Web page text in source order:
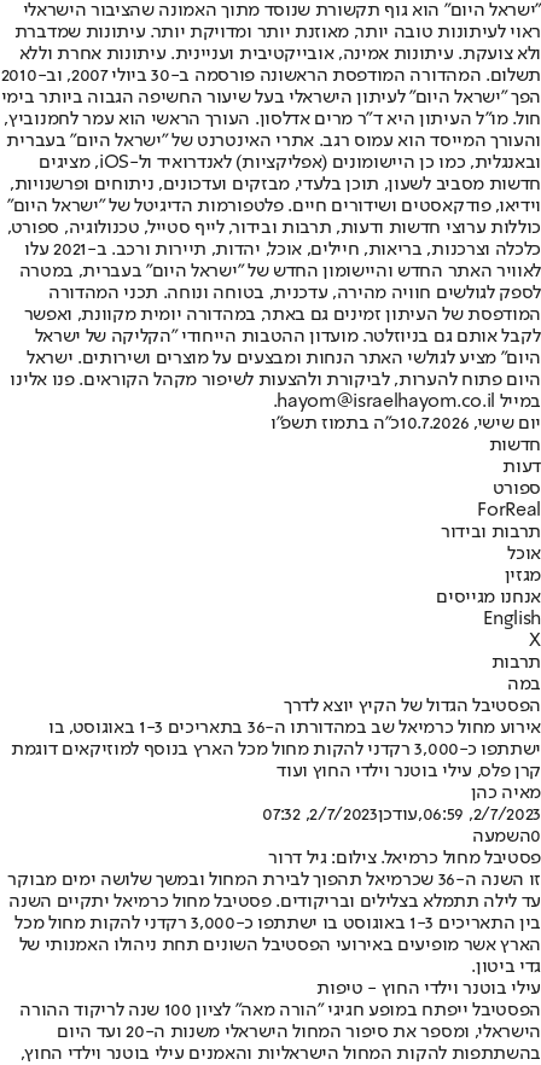
"ישראל היום" הוא גוף תקשורת שנוסד מתוך האמונה שהציבור הישראלי
ראוי לעיתונות טובה יותר, מאוזנת יותר ומדויקת יותר. עיתונות שמדברת
ולא צועקת. עיתונות אמינה, אובייקטיבית ועניינית. עיתונות אחרת וללא
תשלום. המהדורה המודפסת הראשונה פורסמה ב-30 ביולי 2007, וב-2010
הפך "ישראל היום" לעיתון הישראלי בעל שיעור החשיפה הגבוה ביותר בימי
חול. מו"ל העיתון היא ד"ר מרים אדלסון. העורך הראשי הוא עמר לחמנוביץ,
והעורך המייסד הוא עמוס רגב. אתרי האינטרנט של "ישראל היום" בעברית
ובאנגלית, כמו כן היישומונים (אפליקציות) לאנדרואיד ול-iOS, מציגים
חדשות מסביב לשעון, תוכן בלעדי, מבזקים ועדכונים, ניתוחים ופרשנויות,
וידיאו, פודקאסטים ושידורים חיים. פלטפורמות הדיגיטל של "ישראל היום"
כוללות ערוצי חדשות ודעות, תרבות ובידור, לייף סטייל, טכנולוגיה, ספורט,
כלכלה וצרכנות, בריאות, חיילים, אוכל, יהדות, תיירות ורכב. ב-2021 עלו
לאוויר האתר החדש והיישומון החדש של "ישראל היום" בעברית, במטרה
לספק לגולשים חוויה מהירה, עדכנית, בטוחה ונוחה. תכני המהדורה
המודפסת של העיתון זמינים גם באתר, במהדורה יומית מקוונת, ואפשר
לקבל אותם גם בניוזלטר. מועדון ההטבות הייחודי "הקליקה של ישראל
היום" מציע לגולשי האתר הנחות ומבצעים על מוצרים ושירותים. ישראל
היום פתוח להערות, לביקורת ולהצעות לשיפור מקהל הקוראים. פנו אלינו
במייל hayom@israelhayom.co.il.
יום שישי, 10.7.2026
כ"ה בתמוז תשפ"ו
חדשות
דעות
ספורט
ForReal
תרבות ובידור
אוכל
מגזין
אנחנו מגייסים
English
X
תרבות
במה
הפסטיבל הגדול של הקיץ יוצא לדרך
אירוע מחול כרמיאל שב במהדורתו ה-36 בתאריכים 1-3 באוגוסט, בו
ישתתפו כ-3,000 רקדני להקות מחול מכל הארץ בנוסף למוזיקאים דוגמת
קרן פלס, עילי בוטנר וילדי החוץ ועוד
מאיה כהן
2/7/2023, 06:59
,עודכן2/7/2023, 07:32
0השמעה
פסטיבל מחול כרמיאל. צילום: גיל דרור
זו השנה ה-36 שכרמיאל תהפוך לבירת המחול ובמשך שלושה ימים מבוקר
עד לילה תתמלא בצלילים ובריקודים. פסטיבל מחול כרמיאל יתקיים השנה
בין התאריכים 1-3 באוגוסט בו ישתתפו כ-3,000 רקדני להקות מחול מכל
הארץ אשר מופיעים באירועי הפסטיבל השונים תחת ניהולו האמנותי של
גדי ביטון.
עילי בוטנר וילדי החוץ - טיפות
הפסטיבל ייפתח במופע חגיגי "הורה מאה" לציון 100 שנה לריקוד ההורה
הישראלי, ומספר את סיפור המחול הישראלי משנות ה-20 ועד היום
בהשתתפות להקות המחול הישראליות והאמנים עילי בוטנר וילדי החוץ,